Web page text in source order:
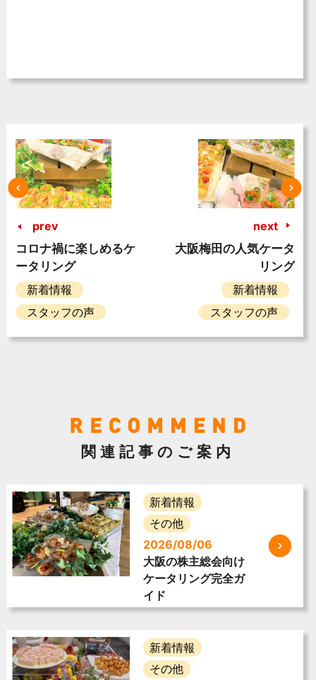
prev
コロナ禍に楽しめるケ
ータリング
新着情報
スタッフの声
next
大阪梅田の人気ケータ
リング
新着情報
スタッフの声
関連記事のご案内
新着情報
その他
2026/08/06
大阪の株主総会向け
ケータリング完全ガ
イド
新着情報
その他